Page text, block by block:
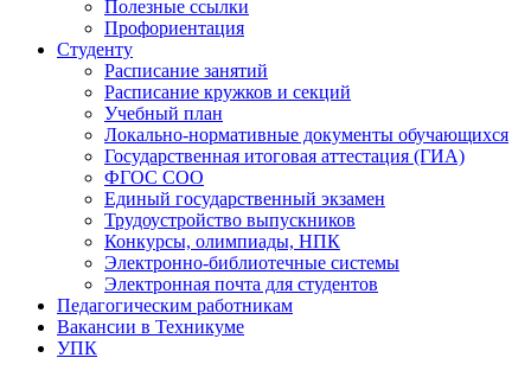
Полезные ссылки
Профориентация
Студенту
Расписание занятий
Расписание кружков и секций
Учебный план
Локально-нормативные документы обучающихся
Государственная итоговая аттестация (ГИА)
ФГОС СОО
Единый государственный экзамен
Трудоустройство выпускников
Конкурсы, олимпиады, НПК
Электронно-библиотечные системы
Электронная почта для студентов
Педагогическим работникам
Вакансии в Техникуме
УПК